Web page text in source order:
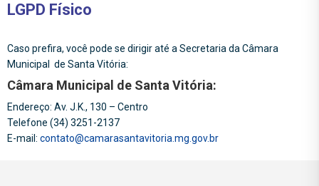
LGPD Físico
Caso prefira, você pode se dirigir até a Secretaria da Câmara
Municipal de Santa Vitória:
Câmara Municipal de Santa Vitória:
Endereço: Av. J.K., 130 – Centro
Telefone (34) 3251-2137
E-mail: contato@camarasantavitoria.mg.gov.br